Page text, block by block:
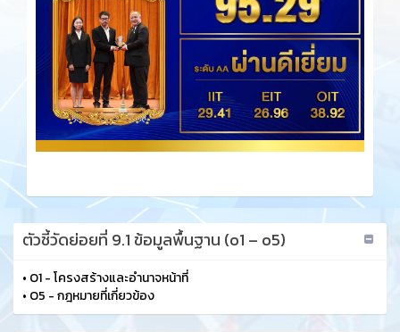
ตัวชี้วัดย่อยที่ 9.1 ข้อมูลพื้นฐาน (o1 – o5)
• O1 - โครงสร้างและอํานาจหน้าที่
• O5 - กฎหมายที่เกี่ยวข้อง